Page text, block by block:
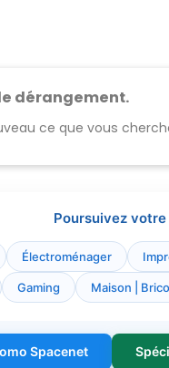
dérangement.
ce que vous
Poursuivez
Électroménager
Gaming Maison |
Spacenet